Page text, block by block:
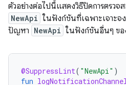
ตัวอย่างต่อไปนี้แสดงวิธีปิดการตรว
NewApi ในฟังก์ชันที่เฉพาะเจาะจ
ปัญหา NewApi ในฟังก์ชันอื่นๆ ขอ
@SuppressLint( "NewApi" )
fun